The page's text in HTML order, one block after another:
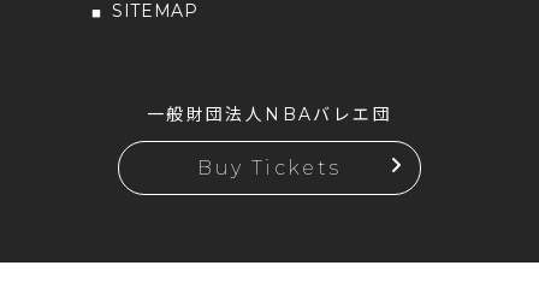
SITEMAP
一般財団法人NBAバレエ団
Buy Tickets